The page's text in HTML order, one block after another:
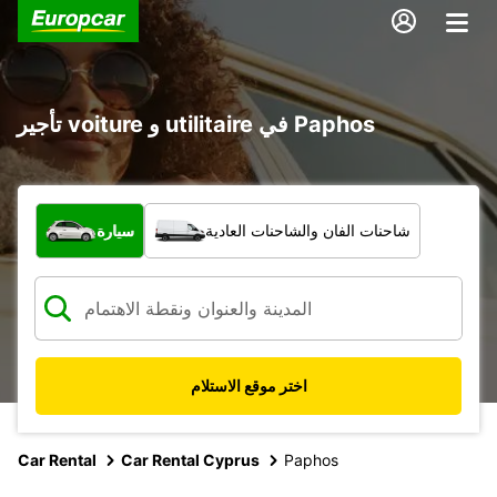
تأجير voiture و utilitaire في Paphos
ما نوع المركبة؟
سيارة شاحنات الفان والشاحنات العادية
اختر موقع الاستلام
Car Rental Car Rental Cyprus Paphos